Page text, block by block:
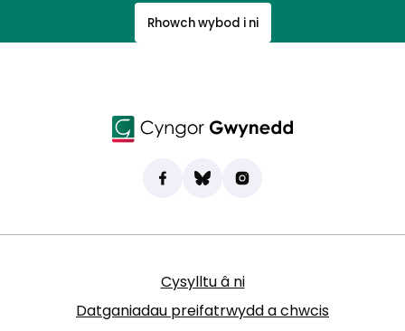
Rhowch wybod i ni
Dod o hyd i ni ar Facebook
(yn agor mewn tab newydd)
Bluesky
(yn agor mewn tab newydd)
Instagram
(yn agor mewn tab
Cysylltu â ni
Datganiadau preifatrwydd a chwcis